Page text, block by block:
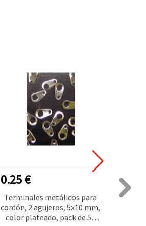
0.25 €
Terminales metálicos para
cordón, 2 agujeros, 5x10 mm,
color plateado, pack de 50
0.50